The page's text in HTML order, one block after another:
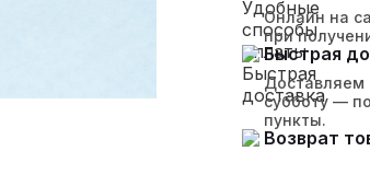
Онлайн на
при
Быстрая
Доставляем
субботу —
пункты.
Возврат